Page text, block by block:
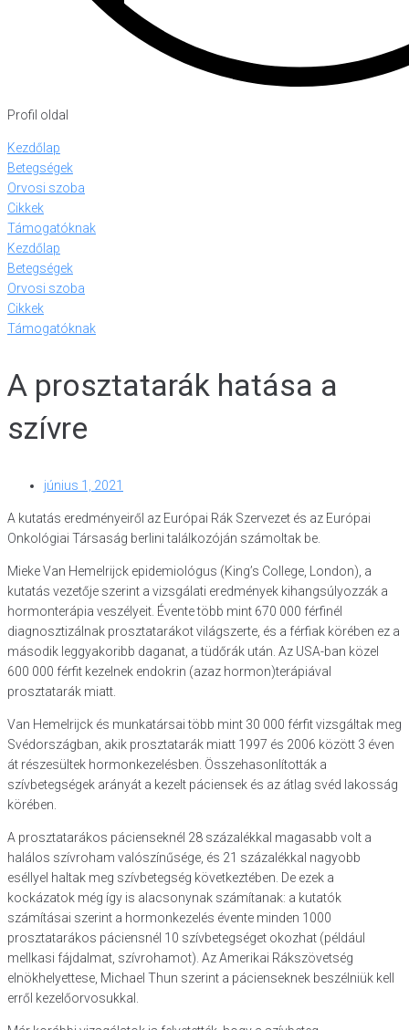
Profil oldal
Kezdőlap
Betegségek
Orvosi szoba
Cikkek
Támogatóknak
Kezdőlap
Betegségek
Orvosi szoba
Cikkek
Támogatóknak
A prosztatarák hatása a
szívre
június 1, 2021
A kutatás eredményeiről az Európai Rák Szervezet és az Európai
Onkológiai Társaság berlini találkozóján számoltak be.
Mieke Van Hemelrijck epidemiológus (King’s College, London), a
kutatás vezetője szerint a vizsgálati eredmények kihangsúlyozzák a
hormonterápia veszélyeit. Évente több mint 670 000 férfinél
diagnosztizálnak prosztatarákot világszerte, és a férfiak körében ez a
második leggyakoribb daganat, a tüdőrák után. Az USA-ban közel
600 000 férfit kezelnek endokrin (azaz hormon)terápiával
prosztatarák miatt.
Van Hemelrijck és munkatársai több mint 30 000 férfit vizsgáltak meg
Svédországban, akik prosztatarák miatt 1997 és 2006 között 3 éven
át részesültek hormonkezelésben. Összehasonlították a
szívbetegségek arányát a kezelt páciensek és az átlag svéd lakosság
körében.
A prosztatarákos pácienseknél 28 százalékkal magasabb volt a
halálos szívroham valószínűsége, és 21 százalékkal nagyobb
eséllyel haltak meg szívbetegség következtében. De ezek a
kockázatok még így is alacsonynak számítanak: a kutatók
számításai szerint a hormonkezelés évente minden 1000
prosztatarákos páciensnél 10 szívbetegséget okozhat (például
mellkasi fájdalmat, szívrohamot). Az Amerikai Rákszövetség
elnökhelyettese, Michael Thun szerint a pácienseknek beszélniük kell
erről kezelőorvosukkal.